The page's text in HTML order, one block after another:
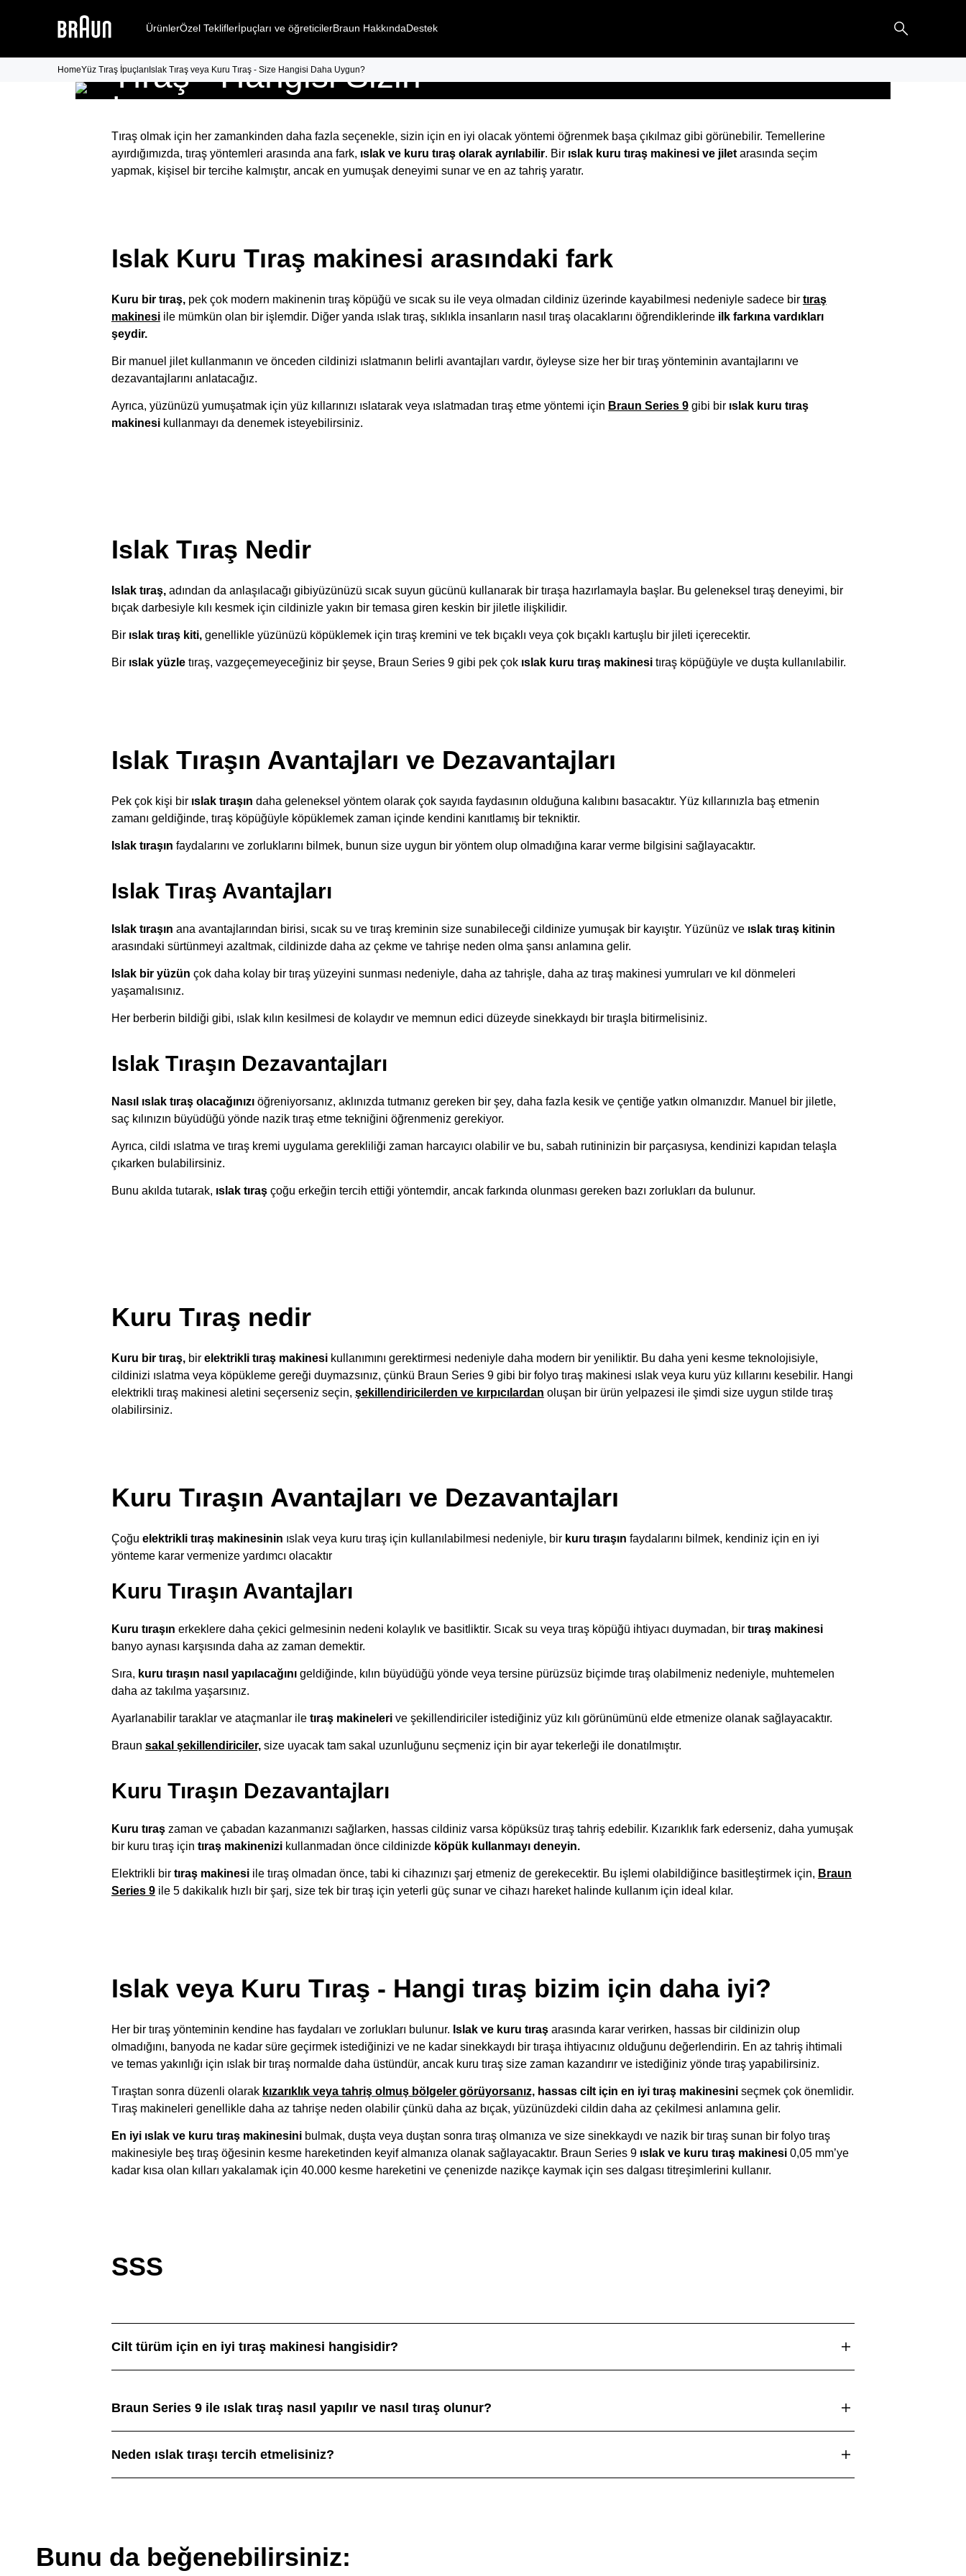
ÜrünlerÖzel Tekliflerİpuçları ve öğreticilerBraun HakkındaDestek
HomeYüz Tıraş İpuçları Islak Tıraş veya Kuru Tıraş - Size Hangisi Daha Uygun?
Islak Tıraşveya Kuru
Tıraş - Hangisi Sizin
Tıraş olmak için her zamankinden daha fazla seçenekle, sizin için en iyi olacak yöntemi öğrenmek başa çıkılmaz gibi görünebilir. Temellerine
ayırdığımızda, tıraş yöntemleri arasında ana fark, ıslak ve kuru tıraş olarak ayrılabilir. Bir ıslak kuru tıraş makinesi ve jiletarasında seçim
yapmak, kişisel bir tercihe kalmıştır, ancak en yumuşak deneyimi sunar ve en az tahriş yaratır.
Islak Kuru Tıraş makinesi arasındaki fark
Kuru bir tıraş,pek çok modern makinenin tıraş köpüğü ve sıcak su ile veya olmadan cildiniz üzerinde kayabilmesi nedeniyle sadece bir tıraş
makinesiile mümkün olan bir işlemdir. Diğer yanda ıslak tıraş, sıklıkla insanların nasıl tıraş olacaklarını öğrendiklerinde ilk farkına vardıkları
şeydir.
Bir manuel jilet kullanmanın ve önceden cildinizi ıslatmanın belirli avantajları vardır, öyleyse size her bir tıraş yönteminin avantajlarını ve
dezavantajlarını anlatacağız.
Ayrıca, yüzünüzü yumuşatmak için yüz kıllarınızı ıslatarak veya ıslatmadan tıraş etme yöntemi için Braun Series 9gibi bir ıslak kuru tıraş
makinesikullanmayı da denemek isteyebilirsiniz.
Islak Tıraş Nedir
Islak tıraş,adından da anlaşılacağı gibiyüzünüzü sıcak suyun gücünü kullanarak bir tıraşa hazırlamayla başlar. Bu geleneksel tıraş deneyimi, bir
bıçak darbesiyle kılı kesmek için cildinizle yakın bir temasa giren keskin bir jiletle ilişkilidir.
Bir ıslak tıraş kiti,genellikle yüzünüzü köpüklemek için tıraş kremini ve tek bıçaklı veya çok bıçaklı kartuşlu bir jileti içerecektir.
Bir ıslak yüzletıraş, vazgeçemeyeceğiniz bir şeyse, Braun Series 9 gibi pek çok ıslak kuru tıraş makinesitıraş köpüğüyle ve duşta kullanılabilir.
Islak Tıraşın Avantajları ve Dezavantajları
Pek çok kişi bir ıslak tıraşın daha geleneksel yöntem olarak çok sayıda faydasının olduğuna kalıbını basacaktır. Yüz kıllarınızla baş etmenin
zamanı geldiğinde, tıraş köpüğüyle köpüklemek zaman içinde kendini kanıtlamış bir tekniktir.
Islak tıraşın faydalarını ve zorluklarını bilmek, bunun size uygun bir yöntem olup olmadığına karar verme bilgisini sağlayacaktır.
Islak Tıraş Avantajları
Islak tıraşın ana avantajlarından birisi, sıcak su ve tıraş kreminin size sunabileceği cildinize yumuşak bir kayıştır. Yüzünüz ve ıslak tıraş kitinin
arasındaki sürtünmeyi azaltmak, cildinizde daha az çekme ve tahrişe neden olma şansı anlamına gelir.
Islak bir yüzün çok daha kolay bir tıraş yüzeyini sunması nedeniyle, daha az tahrişle, daha az tıraş makinesi yumruları ve kıl dönmeleri
yaşamalısınız.
Her berberin bildiği gibi, ıslak kılın kesilmesi de kolaydır ve memnun edici düzeyde sinekkaydı bir tıraşla bitirmelisiniz.
Islak Tıraşın Dezavantajları
Nasıl ıslak tıraş olacağınızıöğreniyorsanız, aklınızda tutmanız gereken bir şey, daha fazla kesik ve çentiğe yatkın olmanızdır. Manuel bir jiletle,
saç kılınızın büyüdüğü yönde nazik tıraş etme tekniğini öğrenmeniz gerekiyor.
Ayrıca, cildi ıslatma ve tıraş kremi uygulama gerekliliği zaman harcayıcı olabilir ve bu, sabah rutininizin bir parçasıysa, kendinizi kapıdan telaşla
çıkarken bulabilirsiniz.
Bunu akılda tutarak, ıslak tıraşçoğu erkeğin tercih ettiği yöntemdir, ancak farkında olunması gereken bazı zorlukları da bulunur.
Kuru Tıraş nedir
Kuru bir tıraş,bir elektrikli tıraş makinesikullanımını gerektirmesi nedeniyle daha modern bir yeniliktir. Bu daha yeni kesme teknolojisiyle,
cildinizi ıslatma veya köpükleme gereği duymazsınız, çünkü Braun Series 9 gibi bir folyo tıraş makinesi ıslak veya kuru yüz kıllarını kesebilir. Hangi
elektrikli tıraş makinesi aletini seçerseniz seçin, şekillendiricilerden ve kırpıcılardan oluşan bir ürün yelpazesi ile şimdi size uygun stilde tıraş
olabilirsiniz.
Kuru Tıraşın Avantajları ve Dezavantajları
Çoğu elektrikli tıraş makinesinin ıslak veya kuru tıraş için kullanılabilmesi nedeniyle, bir kuru tıraşın faydalarını bilmek, kendiniz için en iyi
yönteme karar vermenize yardımcı olacaktır
Kuru Tıraşın Avantajları
Kuru tıraşın erkeklere daha çekici gelmesinin nedeni kolaylık ve basitliktir. Sıcak su veya tıraş köpüğü ihtiyacı duymadan, bir tıraş makinesi
banyo aynası karşısında daha az zaman demektir.
Sıra, kuru tıraşın nasıl yapılacağınıgeldiğinde, kılın büyüdüğü yönde veya tersine pürüzsüz biçimde tıraş olabilmeniz nedeniyle, muhtemelen
daha az takılma yaşarsınız.
Ayarlanabilir taraklar ve ataçmanlar ile tıraş makinelerive şekillendiriciler istediğiniz yüz kılı görünümünü elde etmenize olanak sağlayacaktır.
Braun sakal şekillendiriciler,size uyacak tam sakal uzunluğunu seçmeniz için bir ayar tekerleği ile donatılmıştır.
Kuru Tıraşın Dezavantajları
Kuru tıraşzaman ve çabadan kazanmanızı sağlarken, hassas cildiniz varsa köpüksüz tıraş tahriş edebilir. Kızarıklık fark ederseniz, daha yumuşak
bir kuru tıraş için tıraş makinenizikullanmadan önce cildinizde köpük kullanmayı deneyin.
Elektrikli bir tıraş makinesiile tıraş olmadan önce, tabi ki cihazınızı şarj etmeniz de gerekecektir. Bu işlemi olabildiğince basitleştirmek için, Braun
Series 9ile 5 dakikalık hızlı bir şarj, size tek bir tıraş için yeterli güç sunar ve cihazı hareket halinde kullanım için ideal kılar.
Islak veya Kuru Tıraş - Hangi tıraş bizim için daha iyi?
Her bir tıraş yönteminin kendine has faydaları ve zorlukları bulunur. Islak ve kuru tıraşarasında karar verirken, hassas bir cildinizin olup
olmadığını, banyoda ne kadar süre geçirmek istediğinizi ve ne kadar sinekkaydı bir tıraşa ihtiyacınız olduğunu değerlendirin. En az tahriş ihtimali
ve temas yakınlığı için ıslak bir tıraş normalde daha üstündür, ancak kuru tıraş size zaman kazandırır ve istediğiniz yönde tıraş yapabilirsiniz.
Tıraştan sonra düzenli olarak kızarıklık veya tahriş olmuş bölgeler görüyorsanız, hassas cilt için en iyi tıraş makinesiniseçmek çok önemlidir.
Tıraş makineleri genellikle daha az tahrişe neden olabilir çünkü daha az bıçak, yüzünüzdeki cildin daha az çekilmesi anlamına gelir.
En iyi ıslak ve kuru tıraş makinesinibulmak, duşta veya duştan sonra tıraş olmanıza ve size sinekkaydı ve nazik bir tıraş sunan bir folyo tıraş
makinesiyle beş tıraş öğesinin kesme hareketinden keyif almanıza olanak sağlayacaktır. Braun Series 9 ıslak ve kuru tıraş makinesi0,05 mm’ye
kadar kısa olan kılları yakalamak için 40.000 kesme hareketini ve çenenizde nazikçe kaymak için ses dalgası titreşimlerini kullanır.
SSS
Cilt türüm için en iyi tıraş makinesi hangisidir?
Braun Series 9 ile ıslak tıraş nasıl yapılır ve nasıl tıraş olunur?
Neden ıslak tıraşı tercih etmelisiniz?
Bunu da beğenebilirsiniz: